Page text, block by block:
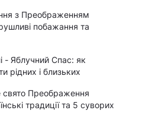
з Преображенням
побажання та
- Яблучний Спас: як
рідних і близьких
Преображення
традиції та 5 суворих